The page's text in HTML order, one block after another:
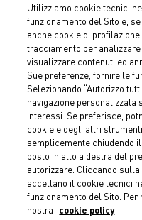
Coin S.p.A. Tax code /
€
Company data
Utilizziamo cookie tecnici
funzionamento del Sito e,
anche cookie di
tracciamento per
visualizzare contenuti ed
Sue preferenze, fornire le
Selezionando “Autorizzo
navigazione personalizzata
interessi. Se preferisce,
cookie e degli altri
semplicemente chiudendo
posto in alto a destra del
autorizzare. Cliccando sulla
accettano il cookie tecnici
funzionamento del Sito.
nostra
cookie policy